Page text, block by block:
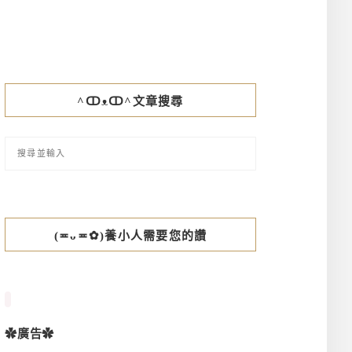
^ↀᴥↀ^文章搜尋
(≖ᴗ≖✿)養小人需要您的讚
✿廣告✿